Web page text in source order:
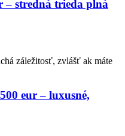
– stredná trieda plná
záležitosť, zvlášť ak máte
eur – luxusné,